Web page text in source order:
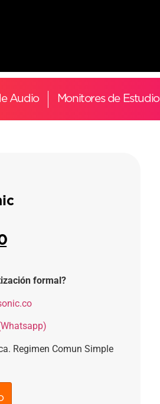
Audio Monitores de Estudio
formal?
Regimen Comun Simple